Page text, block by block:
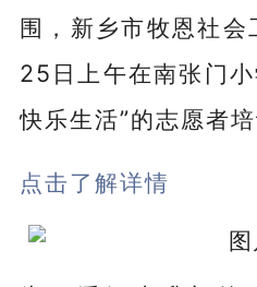
围，新乡市牧恩社会
25日上午在南张门小
快乐生活”的志愿者培
点击了解详情